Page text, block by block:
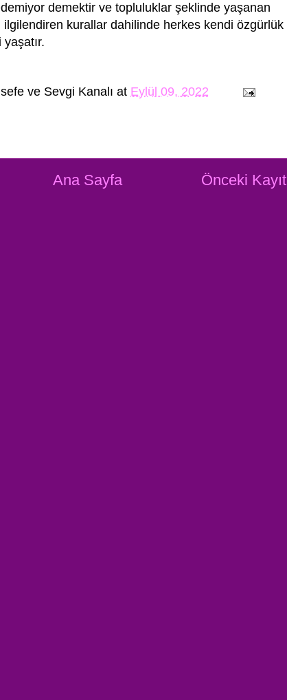
demektir ve topluluklar şeklinde yaşanan
ilgilendiren kurallar dahilinde herkes kendi özgürlük
yaşatır.
ve Sevgi Kanalı at Eylül 09, 2022
Önceki Kayıt
Ana Sayfa